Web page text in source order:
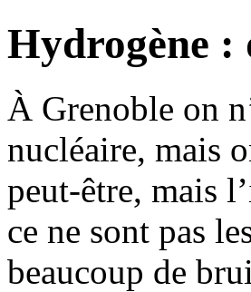
Hydrogène :
À Grenoble on
nucléaire, mais
peut-être, mais
ce ne sont pas
beaucoup de